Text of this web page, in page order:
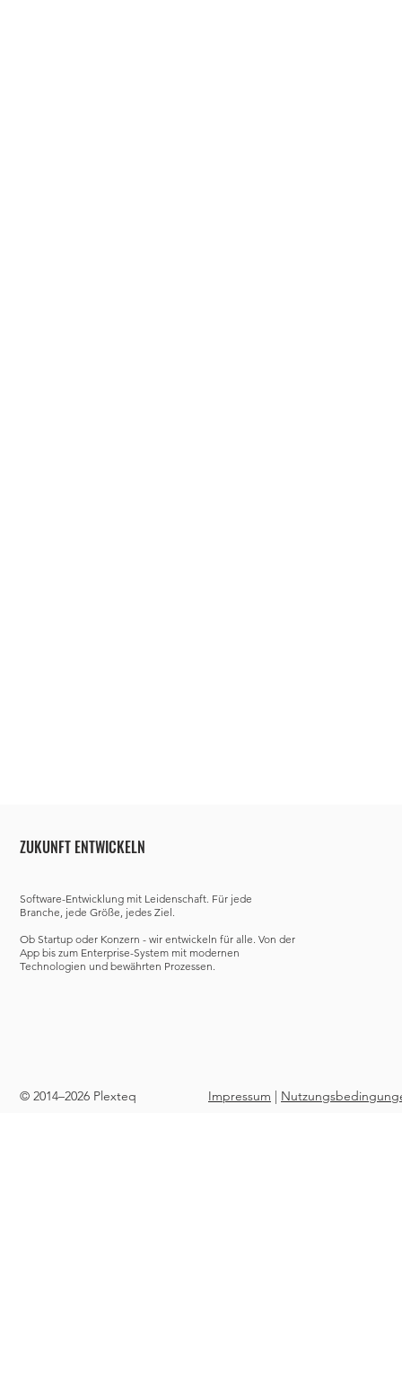
ZUKUNFT ENTWICKELN
Software-Entwicklung mit Leidenschaft. Für jede
Branche, jede Größe, jedes Ziel.
Ob Startup oder Konzern - wir entwickeln für alle. Von der
App bis zum Enterprise-System mit modernen
Technologien und bewährten Prozessen.
© 2014–2026 Plexteq Impressum |